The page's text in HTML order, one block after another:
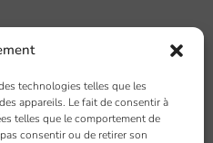
technologies telles que les
appareils. Le fait de consentir à
telles que le comportement de
consentir ou de retirer son
PARIS
7 rue du Nord
SOUS BOIS